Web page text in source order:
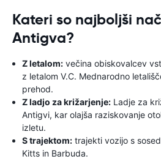
Kateri so najboljši
Antigva?
Z letalom: večina obiskovalcev
z letalom V.C. Mednarodno
prehod.
Z ladjo za križarjenje: Ladje za
Antigvi, kar olajša raziskovanje
izletu.
S trajektom: trajekti vozijo s
Kitts in Barbuda.